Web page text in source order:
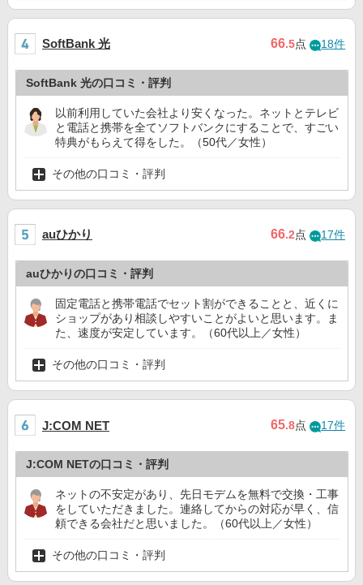
SoftBank 光 66.5点 18件
SoftBank 光の口コミ・評判
以前利用していた会社より安くなった。ネットとテレビ
と電話と携帯を全てソフトバンクにすることで、すごい
特典がもらえて得をした。（50代／女性）
その他の口コミ・評判
auひかり 66.2点 17件
auひかりの口コミ・評判
固定電話と携帯電話でセット割ができることと、近くに
ショップがあり相談しやすいことがよいと思います。ま
た、速度が安定しています。（60代以上／女性）
その他の口コミ・評判
J:COM NET 65.8点 17件
J:COM NETの口コミ・評判
ネットの不安定があり、先日モデムを無料で交換・工事
をしていただきました。連絡してからの対応が早く、信
頼できる会社だと思いました。（60代以上／女性）
その他の口コミ・評判